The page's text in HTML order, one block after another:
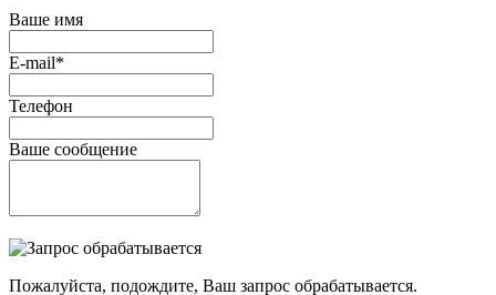
Ваше имя
E-mail*
Телефон
Ваше сообщение
Пожалуйста, подождите, Ваш запрос обрабатывается.